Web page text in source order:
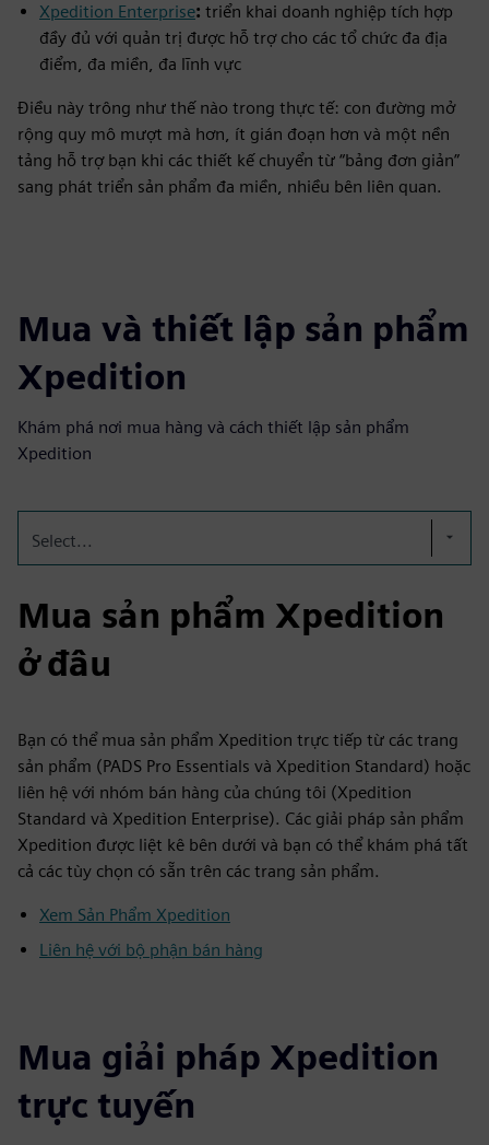
Xpedition Enterprise: triển khai doanh nghiệp tích hợp
đầy đủ với quản trị được hỗ trợ cho các tổ chức đa địa
điểm, đa miền, đa lĩnh vực
Điều này trông như thế nào trong thực tế: con đường mở
rộng quy mô mượt mà hơn, ít gián đoạn hơn và một nền
tảng hỗ trợ bạn khi các thiết kế chuyển từ “bảng đơn giản”
sang phát triển sản phẩm đa miền, nhiều bên liên quan.
Mua và thiết lập sản phẩm
Xpedition
Khám phá nơi mua hàng và cách thiết lập sản phẩm
Xpedition
Select...
Mua sản phẩm Xpedition
ở đâu
Bạn có thể mua sản phẩm Xpedition trực tiếp từ các trang
sản phẩm (PADS Pro Essentials và Xpedition Standard) hoặc
liên hệ với nhóm bán hàng của chúng tôi (Xpedition
Standard và Xpedition Enterprise). Các giải pháp sản phẩm
Xpedition được liệt kê bên dưới và bạn có thể khám phá tất
cả các tùy chọn có sẵn trên các trang sản phẩm.
Xem Sản Phẩm Xpedition
Liên hệ với bộ phận bán hàng
Mua giải pháp Xpedition
trực tuyến